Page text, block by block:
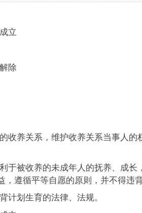
立
除
收养关系，维护收养关系当事人的
于被收养的未成年人的抚养、成长
，遵循平等自愿的原则，并不得违
计划生育的法律、法规。